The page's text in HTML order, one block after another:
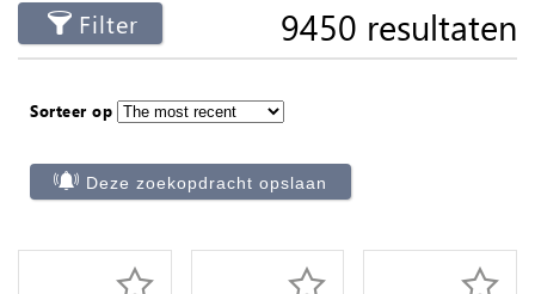
Filter 9450 resultaten
Sorteer op
Deze zoekopdracht opslaan